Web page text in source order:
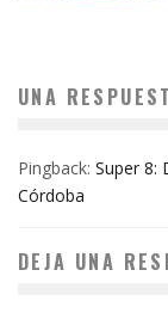
UNA
Pingback: Super 8:
Córdoba
DEJA UNA